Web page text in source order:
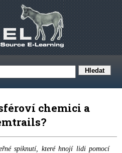
chemici a
spiknutí, které hnojí lidi pomocí